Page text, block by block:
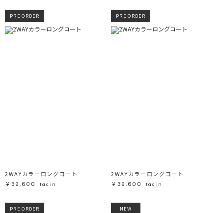
PRE ORDER
2WAYカラーロングコート
￥39,600
tax in
PRE ORDER
2WAYカラーロングコート
￥39,600
tax in
PRE ORDER NEW